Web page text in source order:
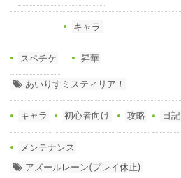
スペチケ
キャラ
昇華
あいりすミスティリア！
キャラ 初心者向け 攻略 日記
メンテナンス
アズールレーン(プレイ休止)